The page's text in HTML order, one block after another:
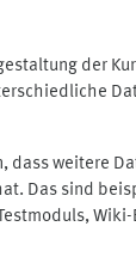
der
weitere
Das sind